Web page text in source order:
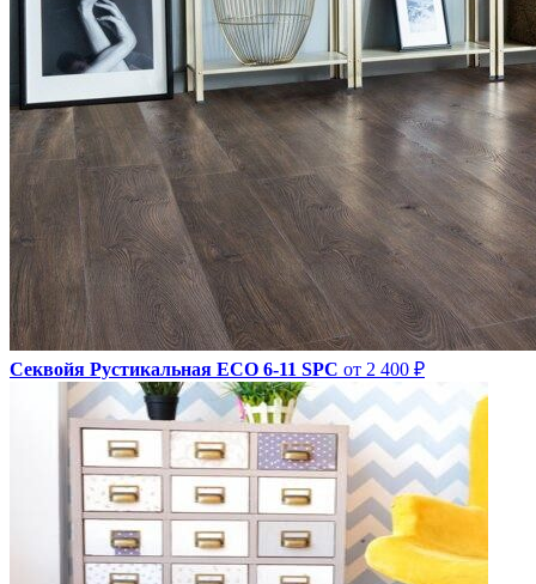
Секвойя Рустикальная ЕСО 6-11 SPC от 2 400 ₽